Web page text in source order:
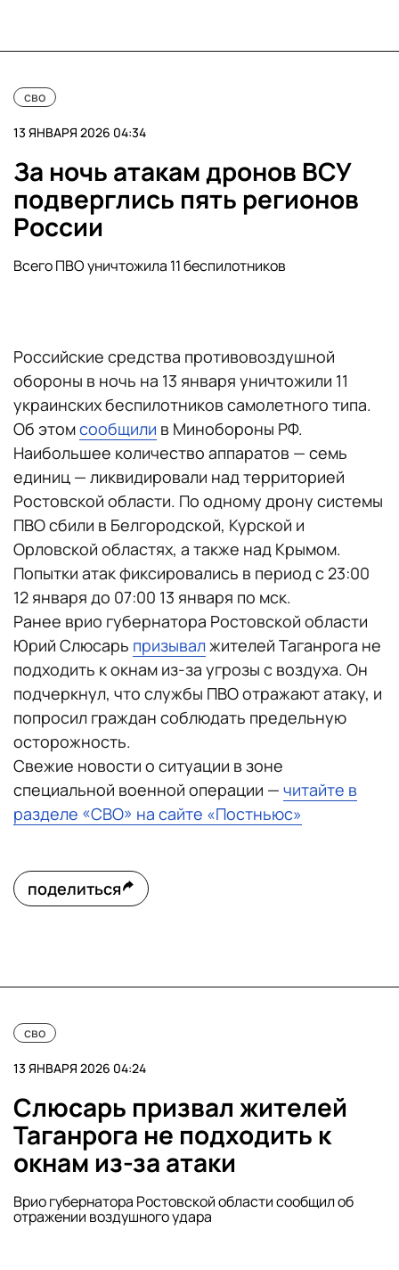
сво
13 ЯНВАРЯ 2026 04:34
За ночь атакам дронов ВСУ
подверглись пять регионов
России
Всего ПВО уничтожила 11 беспилотников
Российские средства противовоздушной
обороны в ночь на 13 января уничтожили 11
украинских беспилотников самолетного типа.
Об этомсообщили в Минобороны РФ.
Наибольшее количество аппаратов — семь
единиц — ликвидировали над территорией
Ростовской области. По одному дрону системы
ПВО сбили в Белгородской, Курской и
Орловской областях, а также над Крымом.
Попытки атак фиксировались в период с 23:00
12 января до 07:00 13 января по мск.
Ранее врио губернатора Ростовской области
Юрий Слюсарь призывалжителей Таганрога не
подходить к окнам из-за угрозы с воздуха. Он
подчеркнул, что службы ПВО отражают атаку, и
попросил граждан соблюдать предельную
осторожность.
Свежие новости о ситуации в зоне
специальной военной операции — читайте в
разделе «СВО» на сайте «Постньюс»
поделиться
сво
13 ЯНВАРЯ 2026 04:24
Слюсарь призвал жителей
Таганрога не подходить к
окнам из-за атаки
Врио губернатора Ростовской области сообщил об
отражении воздушного удара